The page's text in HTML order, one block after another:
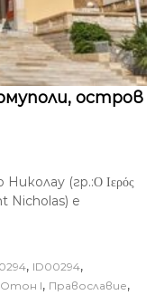
остров
(гр.:Ο Ιερός
Nicholas) е
, ID00294,
Отон I, Православие,